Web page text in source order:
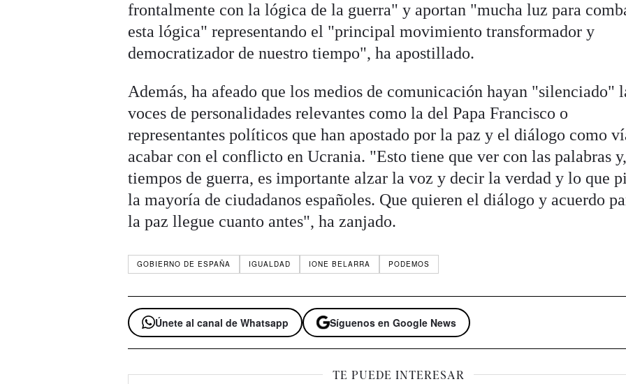
frontalmente con la lógica de la guerra" y aportan "mucha luz para
esta lógica" representando el "principal movimiento transformador y
democratizador de nuestro tiempo", ha apostillado.
Además, ha afeado que los medios de comunicación hayan "silenciado"
voces de personalidades relevantes como la del Papa Francisco o
representantes políticos que han apostado por la paz y el diálogo como
acabar con el conflicto en Ucrania. "Esto tiene que ver con las palabras
tiempos de guerra, es importante alzar la voz y decir la verdad y lo que
la mayoría de ciudadanos españoles. Que quieren el diálogo y acuerdo
la paz llegue cuanto antes", ha zanjado.
GOBIERNO DE ESPAÑA IGUALDAD IONE BELARRA PODEMOS
Únete al canal de Whatsapp Síguenos en Google News
TE PUEDE INTERESAR